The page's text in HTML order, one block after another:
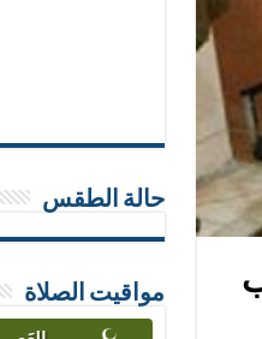
حالة الطقس
مواقيت الصلاة